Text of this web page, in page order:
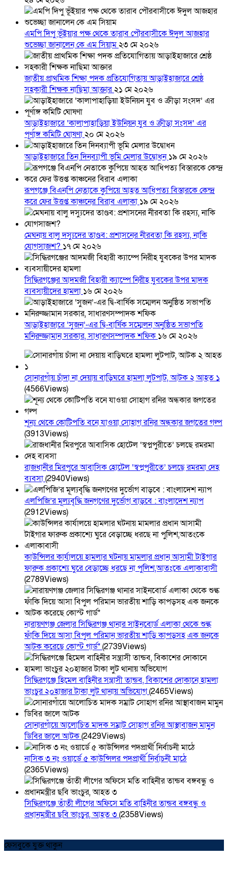
এমপি দিপু ভূঁইয়ার পক্ষ থেকে তারাব পৌরবাসীকে ঈদুল আজহার
শুভেচ্ছা জানালেন কে এম সিয়াম২৩ মে ২০২৬
জাতীয় প্রাথমিক শিক্ষা পদক প্রতিযোগিতায় আড়াইহাজারে শ্রেষ্ঠ
সহকারী শিক্ষক নাছিমা আক্তার২১ মে ২০২৬
আড়াইহাজারে ‘কালাপাহাড়িয়া ইউনিয়ন যুব ও ক্রীড়া সংসদ’ এর
পূর্ণাঙ্গ কমিটি ঘোষণা২০ মে ২০২৬
আড়াইহাজারে তিন দিনব্যাপী ভূমি মেলার উদ্বোধন১৯ মে ২০২৬
রূপগঞ্জে বিএনপি নেতাকে কুপিয়ে আহত আধিপত্য বিস্তারকে কেন্দ্র
করে ফের উত্তপ্ত কাঞ্চনের বিরাব এলাকা ১৯ মে ২০২৬
মেঘনায় বালু দস্যুদের তাণ্ডব: প্রশাসনের নীরবতা কি রহস্য, নাকি
যোগসাজশ? ১৭ মে ২০২৬
সিদ্ধিরগঞ্জের আদমজী বিহারী ক্যাম্পে নিরীহ যুবকের উপর মাদক
ব্যবসায়ীদের হামলা ১৬ মে ২০২৬
আড়াইহাজারে ‘সুজন’-এর দ্বি-বার্ষিক সম্মেলন অনুষ্ঠিত সভাপতি
মনিরুজ্জামান সরকার, সাধারণসম্পাদক শফিক ১৬ মে ২০২৬
সোনারগাঁয় চাঁদা না দেয়ায় বাড়িঘরে হামলা লুটপাট, আটক ২ আহত ১
(4566Views)
শূন্য থেকে কোটিপতি বনে যাওয়া সোহাগ রনির অন্ধকার জগতের গল্প
(3913Views)
রাজধানীর মিরপুরে আবাসিক হোটেল ‘স্বপ্নপুরীতে’ চলছে রমরমা দেহ
ব্যবসা(2940Views)
এলপিজি’র মূল্যবৃদ্ধি জনগণের দুর্ভোগ বাড়বে : বাংলাদেশ ন্যাপ
(2912Views)
কাউন্সিলর কার্যালয়ে হামলার ঘটনায় মামলার প্রধান আসামী টাইগার
ফারুক প্রকাশ্যে ঘুরে বেড়াচ্ছে ধরছে না পুলিশ,আতংকে এলাকাবাসী
(2789Views)
নারায়ণগঞ্জ জেলার সিদ্ধিরগঞ্জ থানার সাইনবোর্ড এলাকা থেকে শুল্ক
ফাঁকি দিয়ে আসা বিপুল পরিমান ভারতীয় শাড়ি কাপড়সহ এক জনকে
আটক করেছে কোস্ট গার্ড*(2739Views)
সিদ্ধিরগঞ্জে হিমেল বাহিনীর সন্ত্রাসী তান্ডব, বিকাশের দোকানে হামলা
ভাংচুর ২০হাজার টাকা লুট থানায় অভিযোগ(2465Views)
সোনারগাঁয়ে আলোচিত মাদক সম্রাট সোহাগ রনির আস্থাবাজন মামুন
ডিবির জালে আটক(2429Views)
নাসিক ৩ নং ওয়ার্ডে ৫ কাউন্সিলর পদপ্রার্থী নির্বাচনী মাঠে
(2365Views)
সিদ্ধিরগঞ্জে তাঁতী লীগের অফিসে মতি বাহিনীর তান্ডব বঙ্গবন্ধু ও
প্রধানমন্ত্রীর ছবি ভাংচুর, আহত ৩(2358Views)
ফেসবুকে যুক্ত থাকুন